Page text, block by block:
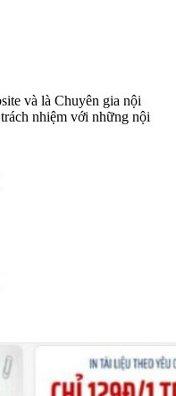
và là Chuyên gia nội
nhiệm với những nội